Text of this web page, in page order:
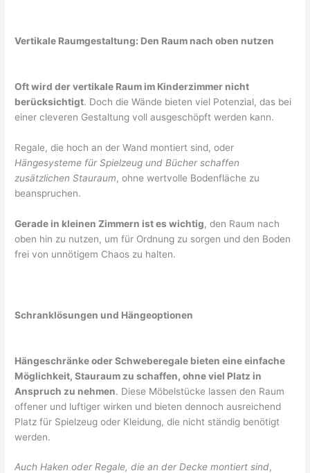
Vertikale Raumgestaltung: Den Raum nach oben nutzen
Oft wird der vertikale Raum im Kinderzimmer nicht
berücksichtigt. Doch die Wände bieten viel Potenzial, das bei
einer cleveren Gestaltung voll ausgeschöpft werden kann.
Regale, die hoch an der Wand montiert sind, oder
Hängesysteme für Spielzeug und Bücher schaffen
zusätzlichen Stauraum, ohne wertvolle Bodenfläche zu
beanspruchen.
Gerade in kleinen Zimmern ist es wichtig, den Raum nach
oben hin zu nutzen, um für Ordnung zu sorgen und den Boden
frei von unnötigem Chaos zu halten.
Schranklösungen und Hängeoptionen
Hängeschränke oder Schweberegale bieten eine einfache
Möglichkeit, Stauraum zu schaffen, ohne viel Platz in
Anspruch zu nehmen. Diese Möbelstücke lassen den Raum
offener und luftiger wirken und bieten dennoch ausreichend
Platz für Spielzeug oder Kleidung, die nicht ständig benötigt
werden.
Auch Haken oder Regale, die an der Decke montiert sind,